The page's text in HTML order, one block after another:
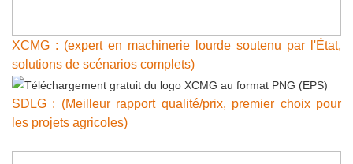
XCMG : (expert en machinerie lourde soutenu par l'État,
solutions de scénarios complets)
SDLG : (Meilleur rapport qualité/prix, premier choix pour
les projets agricoles)